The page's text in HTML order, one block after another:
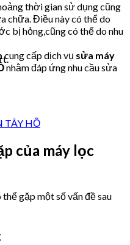
thời gian sử dụng cũng
chữa. Điều này có thể do
bị hỏng,cũng có thể do nhu
cung cấp dịch vụ sửa máy
nhằm đáp ứng nhu cầu sửa
TÂY HỒ
của máy lọc
gặp một số vấn đề sau